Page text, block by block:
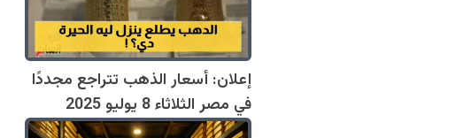
إعلان: أسعار الذهب تتراجع مجددًا
في مصر الثلاثاء 8 يوليو 2025